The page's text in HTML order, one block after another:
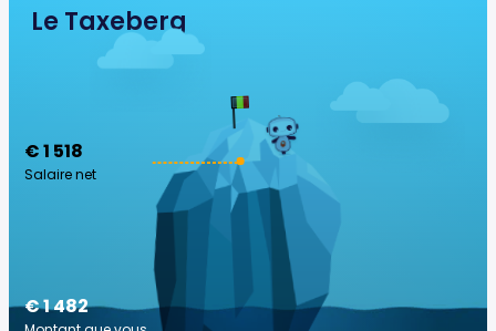
Le Taxeberg
€ 1 518
Salaire net
€ 1 482